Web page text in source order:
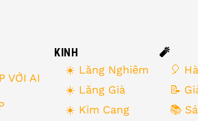
VỚI AI
KINH
☀️ Lăng Nghiêm
☀️ Lăng Già
☀️ Kim Cang
🧨
🎈
📝
📚